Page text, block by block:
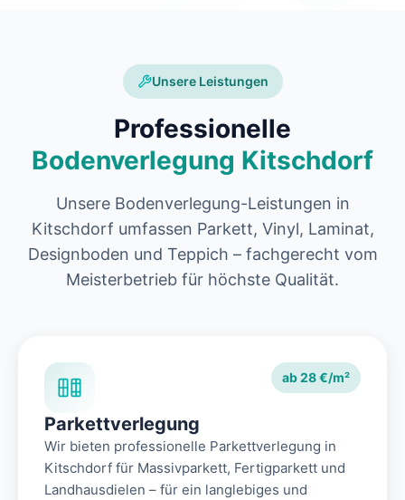
Unsere Leistungen
Professionelle
Bodenverlegung Kitschdorf
Unsere Bodenverlegung-Leistungen in
Kitschdorf umfassen Parkett, Vinyl, Laminat,
Designboden und Teppich – fachgerecht vom
Meisterbetrieb für höchste Qualität.
ab 28 €/m²
Parkettverlegung
Wir bieten professionelle Parkettverlegung in
Kitschdorf für Massivparkett, Fertigparkett und
Landhausdielen – für ein langlebiges und